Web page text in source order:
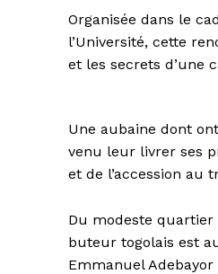
Organisée dans le
l’Université, cette
et les secrets d’une
Une aubaine dont
venu leur livrer ses
et de l’accession au
Du modeste quartier
buteur togolais est
Emmanuel